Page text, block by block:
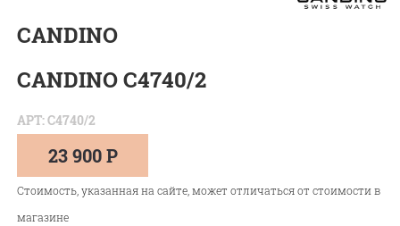
CANDINO
CANDINO C4740/2
АРТ: C4740/2
23 900 Р
Стоимость, указанная на сайте, может отличаться от стоимости в
магазине